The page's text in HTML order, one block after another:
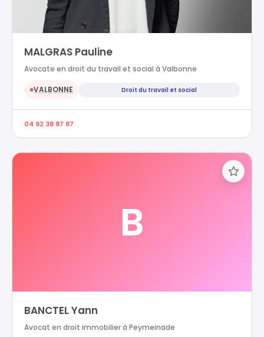
MALGRAS Pauline
Avocate en droit du travail et social à Valbonne
●VALBONNE Droit du travail et social
04 92 38 87 87
B
BANCTEL Yann
Avocat en droit immobilier à Peymeinade